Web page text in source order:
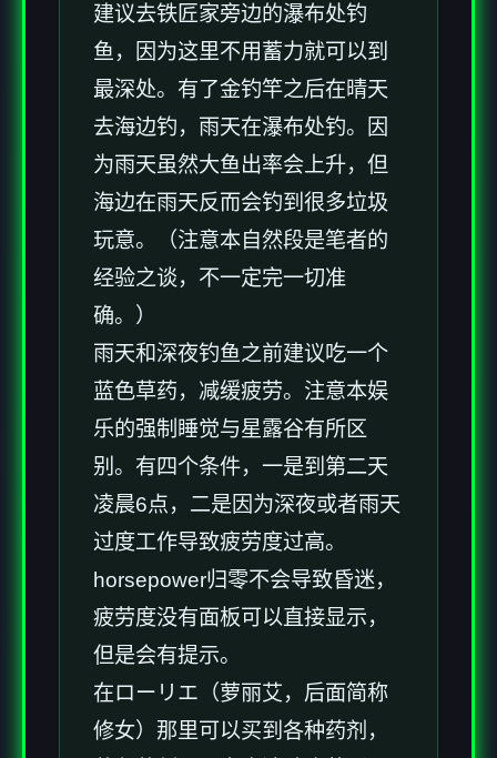
建议去铁匠家旁边的瀑布处钓
鱼，因为这里不用蓄力就可以到
最深处。有了金钓竿之后在晴天
去海边钓，雨天在瀑布处钓。因
为雨天虽然大鱼出率会上升，但
海边在雨天反而会钓到很多垃圾
玩意。（注意本自然段是笔者的
经验之谈，不一定完一切准
确。）
雨天和深夜钓鱼之前建议吃一个
蓝色草药，减缓疲劳。注意本娱
乐的强制睡觉与星露谷有所区
别。有四个条件，一是到第二天
凌晨6点，二是因为深夜或者雨天
过度工作导致疲劳度过高。
horsepower归零不会导致昏迷，
疲劳度没有面板可以直接显示，
但是会有提示。
在ローリエ（萝丽艾，后面简称
修女）那里可以买到各种药剂，